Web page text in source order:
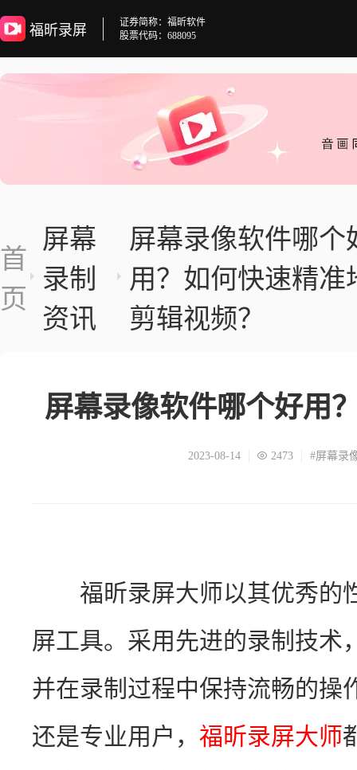
福昕录屏
证券简称：福昕软件
股票代码：688095
首
页
屏幕
录制
资讯
屏幕录像软件哪个
用？如何快速精准
剪辑视频？
屏幕录像软件哪个好用
2023-08-14 2473 #屏幕录
福昕录屏大师以其优秀的
屏工具。采用先进的录制技术
并在录制过程中保持流畅的操
还是专业用户， 福昕录屏大师